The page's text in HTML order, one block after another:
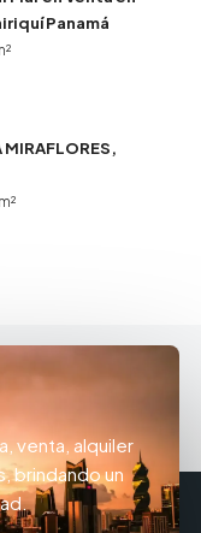
Panamá
MIRAFLORES,
m²
venta, alquiler
brindando un